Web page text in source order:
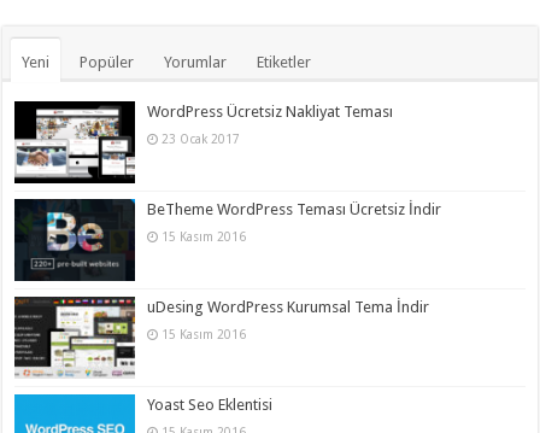
Yeni Popüler Yorumlar Etiketler
WordPress Ücretsiz Nakliyat Teması
23 Ocak 2017
BeTheme WordPress Teması Ücretsiz İndir
15 Kasım 2016
uDesing WordPress Kurumsal Tema İndir
15 Kasım 2016
Yoast Seo Eklentisi